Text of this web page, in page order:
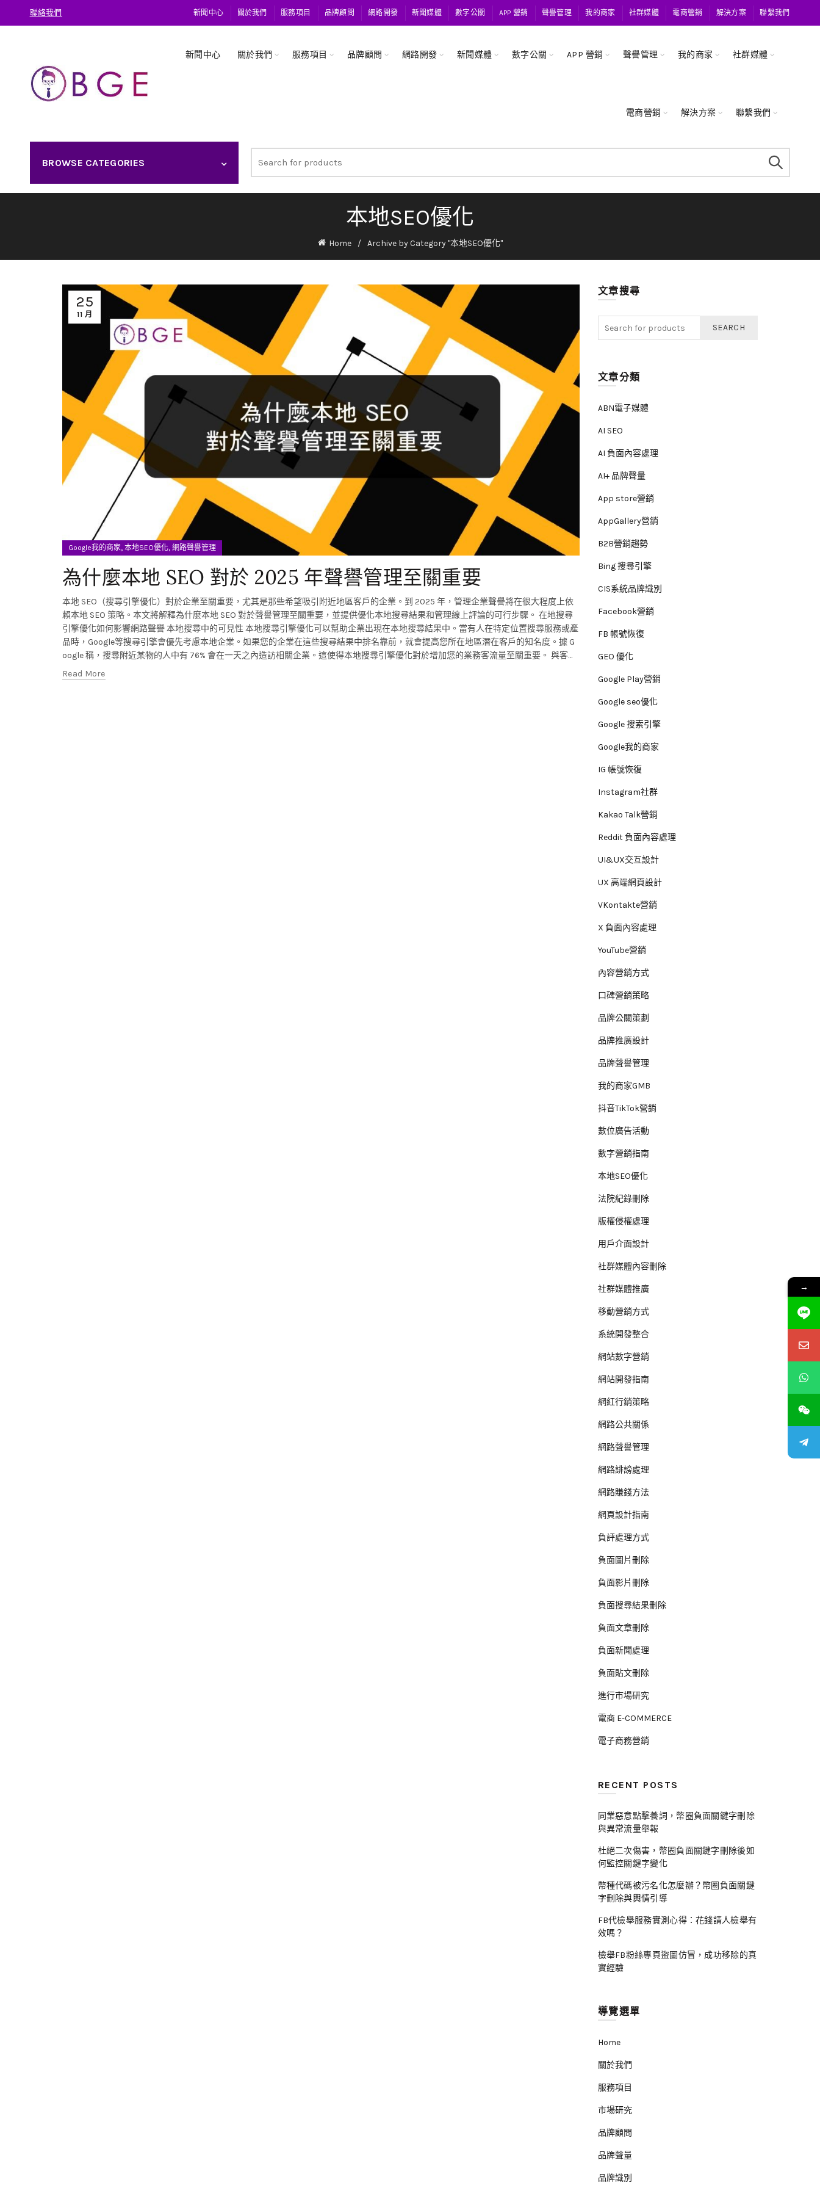
聯絡我們 新聞中心 關於我們 服務項目 品牌顧問 網路開發 新聞媒體 數字公關 APP 營銷 聲譽管理 我的商家 社群媒體 電商營銷 解決方案 聯繫我們
新聞中心 關於我們 服務項目 品牌顧問 網路開發 新聞媒體 數字公關 APP 營銷 聲譽管理 我的商家 社群媒體
電商營銷 解決方案 聯繫我們
BROWSE CATEGORIES
for:
本地SEO優化
Home Archive by Category "本地SEO優化"
25
11 月
Google我的商家, 本地SEO優化, 網路聲譽管理
為什麼本地 SEO 對於 2025 年聲譽管理至關重要
本地 SEO（搜尋引擎優化）對於企業至關重要，尤其是那些希望吸引附近地區客戶的企業。到 2025 年，管理企業聲譽將在很大程度上依
賴本地 SEO 策略。本文將解釋為什麼本地 SEO 對於聲譽管理至關重要，並提供優化本地搜尋結果和管理線上評論的可行步驟。 在地搜尋
引擎優化如何影響網路聲譽 本地搜尋中的可見性 本地搜尋引擎優化可以幫助企業出現在本地搜尋結果中。當有人在特定位置搜尋服務或產
品時，Google等搜尋引擎會優先考慮本地企業。如果您的企業在這些搜尋結果中排名靠前，就會提高您所在地區潛在客戶的知名度。據 G
oogle 稱，搜尋附近某物的人中有 76% 會在一天之內造訪相關企業。這使得本地搜尋引擎優化對於增加您的業務客流量至關重要。 與客戶
建立信任
Read More
文章搜尋
SEARCH
文章分類
ABN電子媒體
AI SEO
AI 負面內容處理
AI+ 品牌聲量
App store營銷
AppGallery營銷
B2B營銷趨勢
Bing 搜尋引擎
CIS系統品牌識別
Facebook營銷
FB 帳號恢復
GEO 優化
Google Play營銷
Google seo優化
Google 搜索引擎
Google我的商家
IG 帳號恢復
Instagram社群
Kakao Talk營銷
Reddit 負面內容處理
UI&UX交互設計
UX 高端網頁設計
VKontakte營銷
X 負面內容處理
YouTube營銷
內容營銷方式
口碑營銷策略
品牌公關策劃
品牌推廣設計
品牌聲譽管理
我的商家GMB
抖音TikTok營銷
數位廣告活動
數字營銷指南
本地SEO優化
法院紀錄刪除
版權侵權處理
用戶介面設計
社群媒體內容刪除
社群媒體推廣
移動營銷方式
系統開發整合
網站數字營銷
網站開發指南
網紅行銷策略
網路公共關係
網路聲譽管理
網路誹謗處理
網路賺錢方法
網頁設計指南
負評處理方式
負面圖片刪除
負面影片刪除
負面搜尋結果刪除
負面文章刪除
負面新聞處理
負面貼文刪除
進行市場研究
電商 E-COMMERCE
電子商務營銷
RECENT POSTS
同業惡意點擊養詞，幣圈負面關鍵字刪除
與異常流量舉報
杜絕二次傷害，幣圈負面關鍵字刪除後如
何監控關鍵字變化
幣種代碼被污名化怎麼辦？幣圈負面關鍵
字刪除與輿情引導
FB代檢舉服務實測心得：花錢請人檢舉有
效嗎？
檢舉FB粉絲專頁盜圖仿冒，成功移除的真
實經驗
導覽選單
Home
關於我們
服務項目
市場研究
品牌顧問
品牌聲量
品牌識別
→